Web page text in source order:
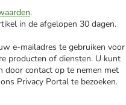
.
in de afgelopen 30 dagen.
e-mailadres te gebruiken voor
producten of diensten. U kunt
door contact op te nemen met
Privacy Portal te bezoeken.